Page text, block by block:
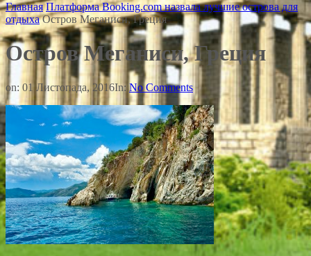
Главная Платформа Booking.com назвала лучшие острова для
отдыха Остров Меганиси, Греция
Остров Меганиси, Греция
on: 01 Листопада, 2016In: No Comments